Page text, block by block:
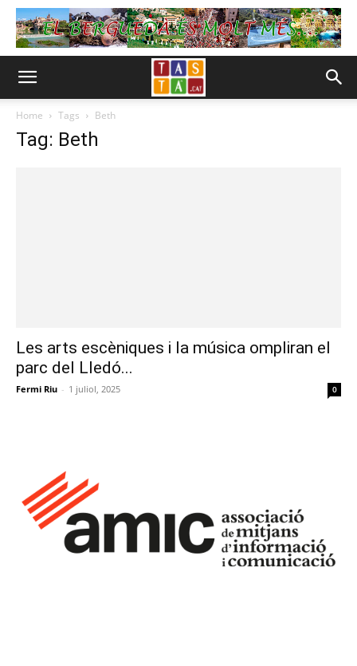
Home Tags Beth
Tag: Beth
Les arts escèniques i la música ompliran el
parc del Lledó...
Fermi Riu - 1 juliol, 2025 0